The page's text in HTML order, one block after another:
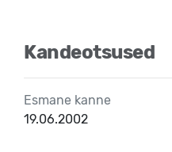
Kandeotsused
Esmane kanne
19.06.2002